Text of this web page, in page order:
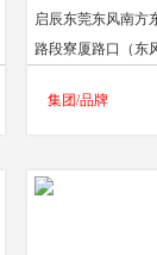
启辰东莞东风南方
路段寮厦路口（东
的经营范围主要
方集团的支持，人
集团/品牌